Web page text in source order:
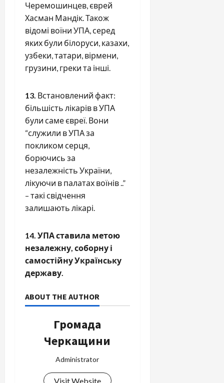
Черемошинцев, єврей
Хасман Мандік. Також
відомі воїни УПА, серед
яких були білоруси, казахи,
узбеки, татари, вірмени,
грузини, греки та інші.
13. Встановлений факт:
більшість лікарів в УПА
були саме євреї. Вони
“служили в УПА за
покликом серця,
борючись за
незалежність України,
лікуючи в палатах воїнів ..”
– такі свідчення
залишають лікарі.
14. УПА ставила метою
незалежну, соборну і
самостійну Українську
державу.
ABOUT THE AUTHOR
Громада
Черкащини
Administrator
Visit Website